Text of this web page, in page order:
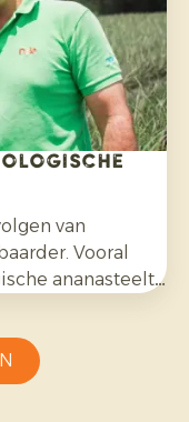
van
Vooral
ananasteelt